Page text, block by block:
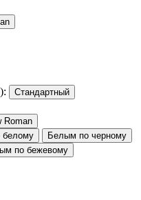
Стандартный
Roman
белому
Белым по черному
по бежевому